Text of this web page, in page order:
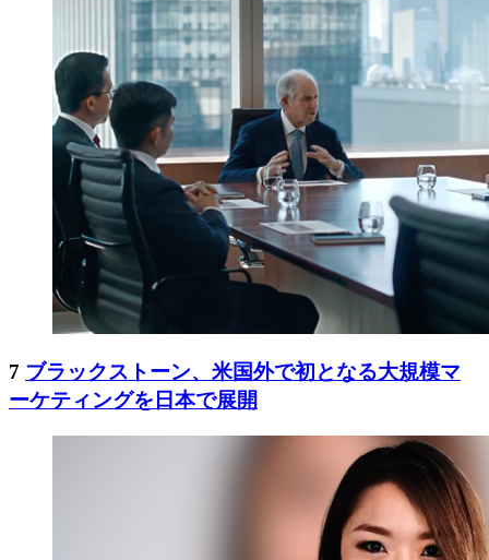
7 ブラックストーン、米国外で初となる大規模マ
ーケティングを日本で展開